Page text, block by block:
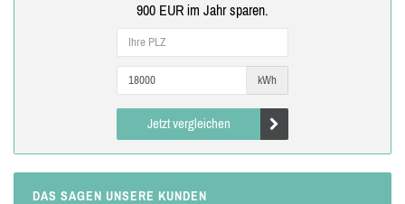
900 EUR im Jahr sparen.
kWh
Jetzt vergleichen
DAS SAGEN UNSERE KUNDEN